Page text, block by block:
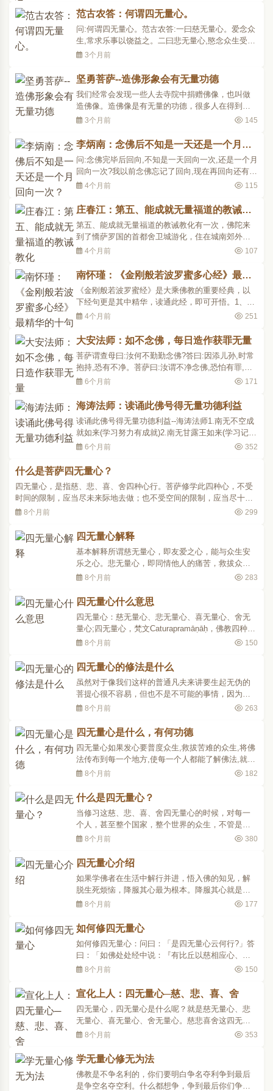
寒忍热容易，忍飢忍饿也不算困难；甚至忍贫忍
穷、忍讥忍谤，都还容易做到，但是要忍一口气，
就不是人人所能忍得..
范古农答：何谓四无量心。
问:何谓四无量心。范古农答:一曰慈无量心。爱念众
生,常求乐事以饶益之。二曰悲无量心,愍念众生受五
道中种种身苦。三曰喜无量心,欲令众生从乐得欢
3个月前
坚勇菩萨--造佛形象会有无量功德
我们经常会发现一些人去寺院中捐赠佛像，也叫做
造佛像。造佛像是有无量的功德，很多人在得到佛
菩萨的度化和指导之后都回去还愿，并且为佛菩萨
象会有无量功德?《地藏经》中讲到，塑造地藏菩萨
形象可得大福利，不但享受天福，而且下生人道，
还能成为人王，..
3个月前 145
李炳南：念佛后不知是一天还是一个月回
向一次？
问:念佛完毕后回向,不知是一天回向一次,还是一个月
回向一次?我以前念佛忘记了回向,现在再回向还有用
吗?答:最好念一次回向一次,以前念的现在回向当然
灭。
4个月前 115
庄春江：第五、能成就无量福道的教诫教
化
第五、能成就无量福道的教诫教化有一次，佛陀来
到了憍萨罗国的首都舍卫城游化，住在城南郊外的
祇树给孤独园。这天，一位名叫「伤歌逻摩纳」的
婆罗门自己从事献供祭祀，也教人家献供祭祀，这
样，大家一起祭祀，一同得福。因为有无数的大
众，都能一起从祭祀..
4个月前 107
南怀瑾：《金刚般若波罗蜜多心经》最精
华的十句话 读悟福德无量！
《金刚般若波罗蜜经》是大乘佛教的重要经典，以
下经句更是其中精华，读通此经，即可开悟。1、凡
所有相，皆是虚妄。若见诸相非相，则见如来。一
界，一切都会随顺而变。如果能够照见各种现象的
空性，便是真正悟到了佛性。六祖惠能的菩提本非
树，明镜亦非台..
4个月前 251
大安法师：如不念佛，每日造作获罪无量
菩萨谓查母曰:汝何不勤勤念佛?答曰:因添儿孙,时常
抱持,恐有不净。菩萨曰:汝谓不净念佛,恐怕有罪,不
知不念佛则获罪无量。莫计净与不净,只管念去可
念佛则获罪无量。由于菩萨有六种神通,他心通、天
眼通都具备,与会弟子的种种情况一目了然,所以作出
的开示..
6个月前 171
海涛法师：读诵此佛号得无量功德利益
读诵此佛号得无量功德利益--海涛法师1.南无不空成
就如来(学习努力有成就)2.南无甘露王如来(学习记忆
力好)3.南无多宝如来 南无宝生如来(求发财)4.南无消
怕)6.南无狮子音如来 南无无量音如来 南无宝月光明
南..
6个月前 352
什么是菩萨四无量心？
四无量心，是指慈、悲、喜、舍四种心行。菩萨修学此四种心，不受
时间的限制，应当尽未来际地去做；也不受空间的限制，应当尽十方
世界所有的国土去做；对于一切众生，不分别是天、是人、是饿鬼、
所以称为无量。“慈庄严故，于诸众生不起恼..
8个月前 299
四无量心解释
基本解释所谓慈无量心，即友爱之心，能与众生安
乐之心。悲无量心，即同情他人的痛苦，救拔众生
脱离苦境。喜无量心，即见人离苦得乐生庆悦欢喜
切冤亲之差别相，而平等对待之，故又名等心，或
者均心、平心。此四心普缘无量众生，引无量之福
故名无量心。此..
8个月前 283
四无量心什么意思
四无量心：慈无量心、悲无量心、喜无量心、舍无
量心;四无量心，梵文Caturapramāṇāḥ，佛教四种广
大的利他心。即为令无量众生离苦得乐，而起的慈
心，或入慈、悲、喜、舍四种禅观。又称四百无量
度、四等心、四等、四梵住、四梵行、无量心解脱..
8个月前 150
四无量心的修法是什么
虽然对于像我们这样的普通凡夫来讲要生起无伪的
菩提心很不容易，但也不是不可能的事情，因为无
论多么恶劣凶残的人内心深处都隐藏着同情、悲
的方法和技巧不断启发和培养这些正面的品质，这
正是实修菩提心的意义所在。为了生起菩提心，我
们先从四无量心开..
8个月前 263
四无量心是什么，有何功德
四无量心如果发心要普度众生,救拔苦难的众生,将佛
法传布到每一个地方,使每一个人都能了解佛法,就先
要观众生的苦,发起菩萨的慈悲喜舍愿心。发慈悲喜
量心、喜无量心、舍无量心。慈无量心:给予众生一
切乐,名慈无量心。发愿不但今生,乃至尽未来世,都要
救度..
8个月前 182
什么是四无量心？
当修习这慈、悲、喜、舍四无量心的时候，对每一
个人，甚至整个国家，整个世界的众生，不管是人
类或其他的有情众生，都希望他们能够离苦得乐，
下：一、慈无量心：慈是愿人得乐的意思。世人多
只知自求快乐，忘掉别人的痛苦，但修习慈无量心
的人就不同，他不..
8个月前 380
四无量心介绍
如果学佛者在生活中解行并进，悟入佛的知见，解
脱生死烦恼，降服其心最为根本。降服其心就是要
我们在生活中降服贪、嗔、痴、慢、疑、不正见的
口出爱语，身入正道。为何要断除我法二执呢?心生
执著，必能引生烦恼，从医学的角度来说：“痛则不
通”。身体不..
8个月前 177
如何修四无量心
如何修四无量心：问曰：「是四无量心云何行?」答
曰：「如佛处处经中说：『有比丘以慈相应心、无
恚无恨、无怨无恼、广大无量，善修慈心，得解徧
维、上、下、十方世界众生。以悲、喜、舍相应
心，亦如是。』」慈相应心者：慈名心数法，能除
心中愦浊，所谓瞋..
8个月前 150
宣化上人：四无量心─慈、悲、喜、舍
四无量心，四无量心是什么呢？就是慈无量心、悲
无量心、喜无量心、舍无量心。慈悲喜舍这四无量
心。 慈能予乐，来摄受一切众生。无量，自己的慈
悲，自己的悲心是无量的，所救度的众生也是无
量，所以这叫做悲无量心。 喜，就是欢喜，欢喜什
么呢？欢喜有人比..
8个月前 353
学无量心修无为法
佛教是不争名利的，你们要明白争名夺利争到最后
是争空名夺空利。什么都想争，争到最后你们争到